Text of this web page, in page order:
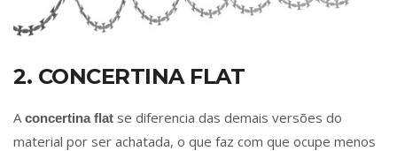
2. CONCERTINA FLAT
A concertina flat se diferencia das demais versões do
material por ser achatada, o que faz com que ocupe menos